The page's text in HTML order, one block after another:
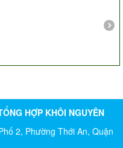
Tô Hiến Thành - Quận 10
HỢP KHÔI NGUYÊN
2, Phường Thới An, Quận